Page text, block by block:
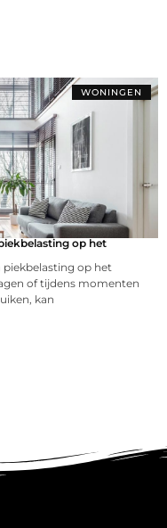
WONINGEN
op het
piekbelasting op het
of tijdens momenten
kan